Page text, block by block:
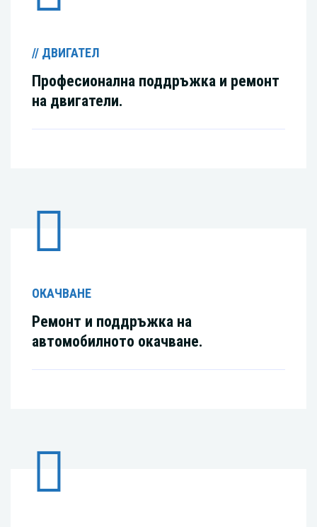
// ДВИГАТЕЛ
Професионална поддръжка и ремонт
на двигатели.
ОКАЧВАНЕ
Ремонт и поддръжка на
автомобилното окачване.